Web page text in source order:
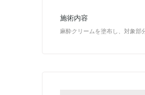
施術内容
麻酔クリームを塗布し、対象部